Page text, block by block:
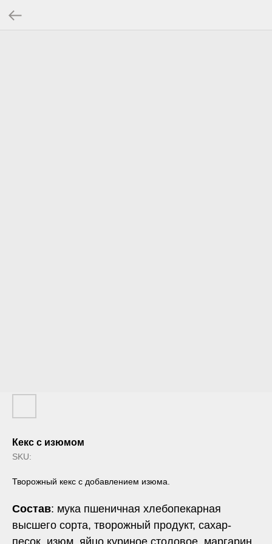
Кекс с изюмом
SKU:
Творожный кекс с добавлением изюма.
Состав: мука пшеничная хлебопекарная
высшего сорта, творожный продукт, сахар-
песок, изюм, яйцо куриное столовое, маргарин,